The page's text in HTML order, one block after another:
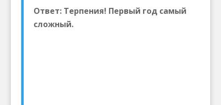
Ответ: Терпения! Первый год самый
сложный.